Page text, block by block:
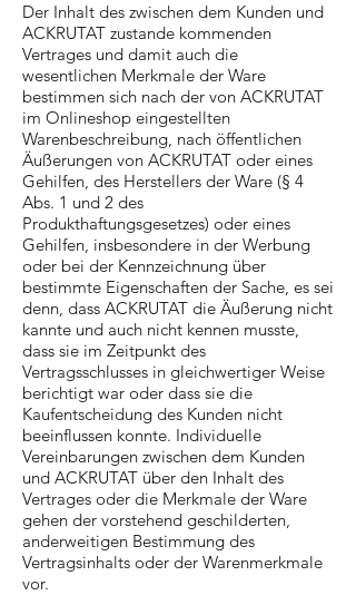
Der Inhalt des zwischen dem Kunden und
ACKRUTAT zustande kommenden
Vertrages und damit auch die
wesentlichen Merkmale der Ware
bestimmen sich nach der von ACKRUTAT
im Onlineshop eingestellten
Warenbeschreibung, nach öffentlichen
Äußerungen von ACKRUTAT oder eines
Gehilfen, des Herstellers der Ware (§ 4
Abs. 1 und 2 des
Produkthaftungsgesetzes) oder eines
Gehilfen, insbesondere in der Werbung
oder bei der Kennzeichnung über
bestimmte Eigenschaften der Sache, es sei
denn, dass ACKRUTAT die Äußerung nicht
kannte und auch nicht kennen musste,
dass sie im Zeitpunkt des
Vertragsschlusses in gleichwertiger Weise
berichtigt war oder dass sie die
Kaufentscheidung des Kunden nicht
beeinflussen konnte. Individuelle
Vereinbarungen zwischen dem Kunden
und ACKRUTAT über den Inhalt des
Vertrages oder die Merkmale der Ware
gehen der vorstehend geschilderten,
anderweitigen Bestimmung des
Vertragsinhalts oder der Warenmerkmale
vor.